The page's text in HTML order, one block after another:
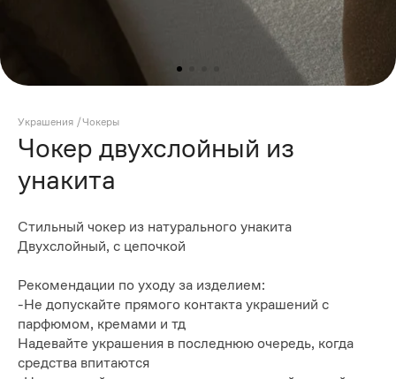
Украшения /Чокеры
Чокер двухслойный из
унакита
Стильный чокер из натурального унакита
Двухслойный, с цепочкой
Рекомендации по уходу за изделием:
-Не допускайте прямого контакта украшений с
парфюмом, кремами и тд
Надевайте украшения в последнюю очередь, когда
средства впитаются